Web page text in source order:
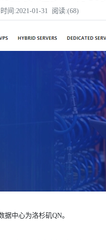
间:2021-01-31 阅读:(68)
据中心为洛杉矶QN。